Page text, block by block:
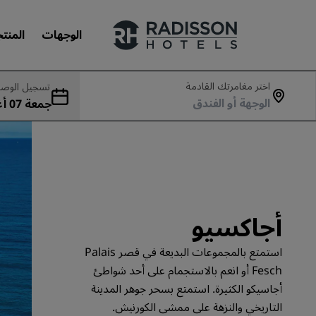
الوجهات
علاماتنا التجارية
اختر مغامرتك القادمة
تسجيل
بت 08 أغسطس
أجاكسيو
استمتع بالمجموعات البديعة في قصر Palais
Fesch أو انعم بالاستجمام على أحد شواطئ
أجاسيكو الكثيرة. استمتع بسحر جوهر المدينة
التاريخي والنزهة على ممشى الكورنيش.